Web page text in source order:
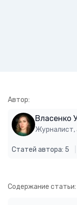
Автор:
Власенко
Журналист,
Статей автора: 5
Содержание статьи: